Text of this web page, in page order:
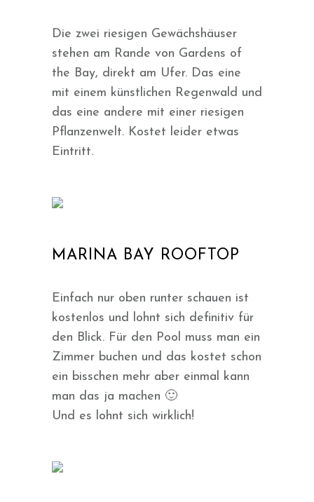
Die zwei riesigen Gewächshäuser
stehen am Rande von Gardens of
the Bay, direkt am Ufer. Das eine
mit einem künstlichen Regenwald und
das eine andere mit einer riesigen
Pflanzenwelt. Kostet leider etwas
Eintritt.
MARINA BAY ROOFTOP
Einfach nur oben runter schauen ist
kostenlos und lohnt sich definitiv für
den Blick. Für den Pool muss man ein
Zimmer buchen und das kostet schon
ein bisschen mehr aber einmal kann
man das ja machen 🙂
Und es lohnt sich wirklich!